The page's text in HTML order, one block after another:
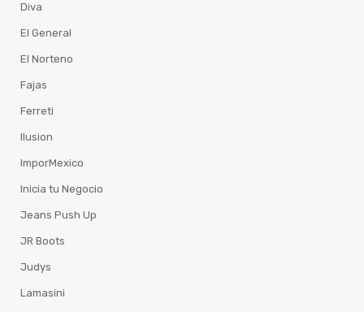
Diva
El General
El Norteno
Fajas
Ferreti
Ilusion
ImporMexico
Inicia tu Negocio
Jeans Push Up
JR Boots
Judys
Lamasini